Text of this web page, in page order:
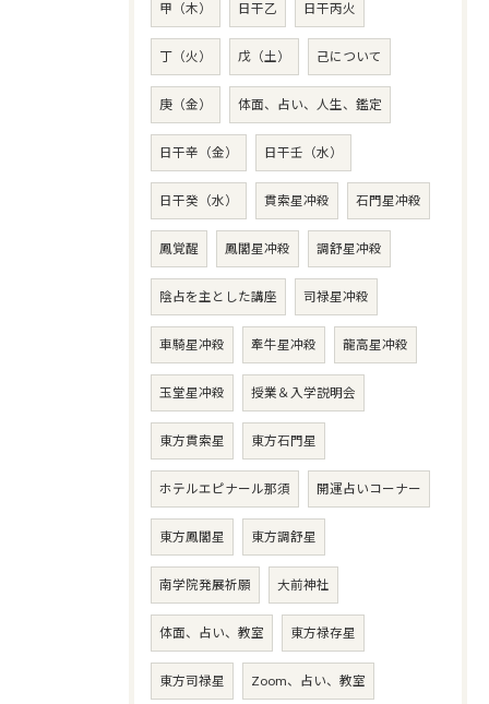
甲（木） 日干乙 日干丙火
丁（火） 戊（土） 己について
庚（金） 体面、占い、人生、鑑定
日干辛（金） 日干壬（水）
日干癸（水） 貫索星冲殺 石門星冲殺
鳳覚醒 鳳閣星冲殺 調舒星冲殺
陰占を主とした講座 司禄星冲殺
車騎星冲殺 牽牛星冲殺 龍高星冲殺
玉堂星冲殺 授業＆入学説明会
東方貫索星 東方石門星
ホテルエピナール那須 開運占いコーナー
東方鳳閣星 東方調舒星
南学院発展祈願 大前神社
体面、占い、教室 東方禄存星
東方司禄星 Zoom、占い、教室